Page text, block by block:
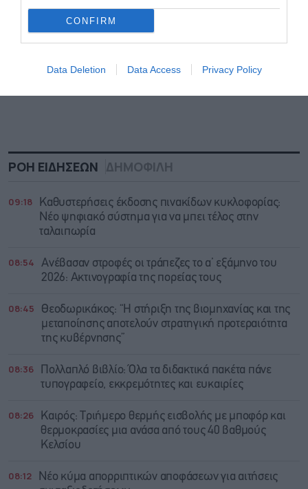
CONFIRM
Data Deletion Data Access Privacy Policy
ΡΟΗ ΕΙΔΗΣΕΩΝ ΔΗΜΟΦΙΛΗ
09:18
Καθυστερήσεις έκδοσης πινακίδων κυκλοφορίας:
Νέο ψηφιακό σύστημα για να μπει τέλος στην
ταλαιπωρία
08:54
Ανέβασαν στροφές οι τράπεζες το α’ εξάμηνο του
2026: Ακτινογραφία της πορείας τους
08:45
Θεοδωρικάκος: “Η στήριξη της βιομηχανίας και της
μεταποίησης αποτελούν στρατηγική προτεραιότητα
της κυβέρνησης”
08:36
Πολλαπλό βιβλίο: Όλα τα διδακτικά πακέτα πάνε
τυπογραφείο, εκκρεμότητες και ευκαιρίες
08:26
Καιρός: Τριήμερο θερμής εισβολής με μποφόρ και
θερμοκρασίες μια ανάσα από τους 40 βαθμούς
Κελσίου
08:12
Νέο κύμα απορριπτικών αποφάσεων για αιτήσεις